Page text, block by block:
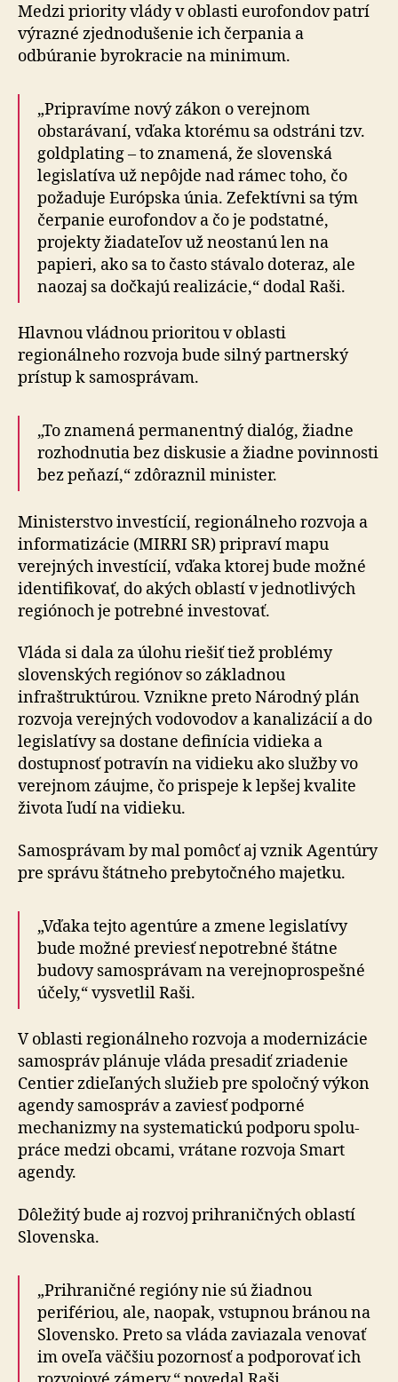
Medzi priority vlády v oblasti euro­fondov patrí
výrazné zjed­no­du­šenie ich čerpania a
odbúranie byrokracie na minimum.
„Pripravíme nový zákon o verejnom
obstarávaní, vďaka ktorému sa odstráni tzv.
goldplating – to znamená, že slovenská
legislatíva už nepôjde nad rámec toho, čo
požaduje Európska únia. Zefektívni sa tým
čerpanie euro­fon­dov a čo je podstatné,
projekty žiadateľov už neostanú len na
papieri, ako sa to často stávalo doteraz, ale
naozaj sa dočkajú realizácie,“ dodal Raši.
Hlavnou vládnou prioritou v oblasti
regionálneho rozvoja bude silný partnerský
prístup k samosprávam.
„To znamená permanentný dialóg, žiadne
rozhodnutia bez diskusie a žiadne povinnosti
bez peňazí,“ zdôraznil minister.
Ministerstvo investícií, regionálneho rozvoja a
infor­ma­ti­zá­cie (MIRRI SR) pripraví mapu
verejných investícií, vďaka ktorej bude možné
iden­ti­fi­ko­vať, do akých oblastí v jed­not­li­vých
regiónoch je potrebné investovať.
Vláda si dala za úlohu riešiť tiež problémy
slovenských regiónov so základnou
infraštruktúrou. Vznikne preto Národný plán
rozvoja verejných vodo­vo­dov a ka­na­li­zá­cií a do
legislatívy sa dostane definícia vidieka a
dostupnosť potravín na vidieku ako služby vo
verejnom záujme, čo prispeje k lepšej kvalite
života ľudí na vidieku.
Samosprávam by mal pomôcť aj vznik Agentúry
pre správu štátneho pre­by­toč­ného majetku.
„Vďaka tejto agentúre a zmene legislatívy
bude možné previesť nepotrebné štátne
budovy samo­sprá­vam na ve­rej­no­prospešné
účely,“ vysvetlil Raši.
V oblasti regionálneho rozvoja a modernizácie
samospráv plánuje vláda presadiť zriadenie
Centier zdieľaných služieb pre spoločný výkon
agendy samospráv a zaviesť podporné
mechanizmy na systematickú podporu spolu­
práce medzi obcami, vrátane rozvoja Smart
agendy.
Dôležitý bude aj rozvoj prihraničných oblastí
Slovenska.
„Prihraničné regióny nie sú žiadnou
perifériou, ale, naopak, vstupnou bránou na
Slovensko. Preto sa vláda zaviazala venovať
im oveľa väčšiu pozornosť a pod­po­ro­vať ich